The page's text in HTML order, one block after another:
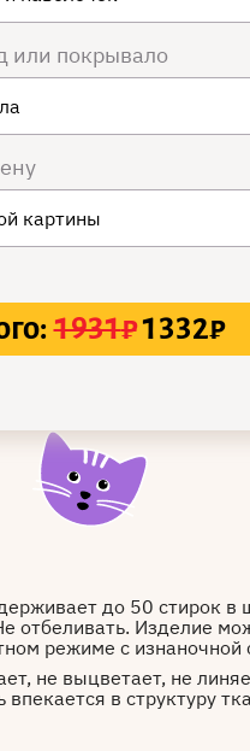
или покрывало
1931₽1332₽
до 50 стирок
отбеливать. Изделие
режиме с изнаночной
не выцветает, не
впекается в структуру